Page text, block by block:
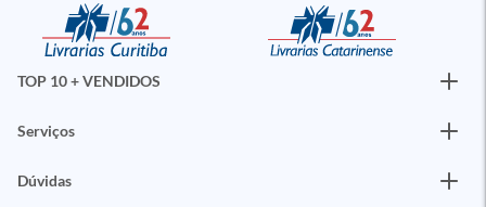
TOP 10 + VENDIDOS
Serviços
Dúvidas